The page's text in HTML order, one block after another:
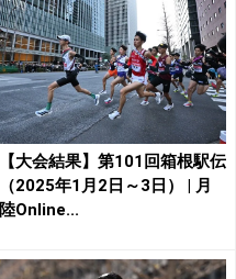
【大会結果】第101回箱根駅伝
（2025年1月2日～3日） | 月
陸Online...